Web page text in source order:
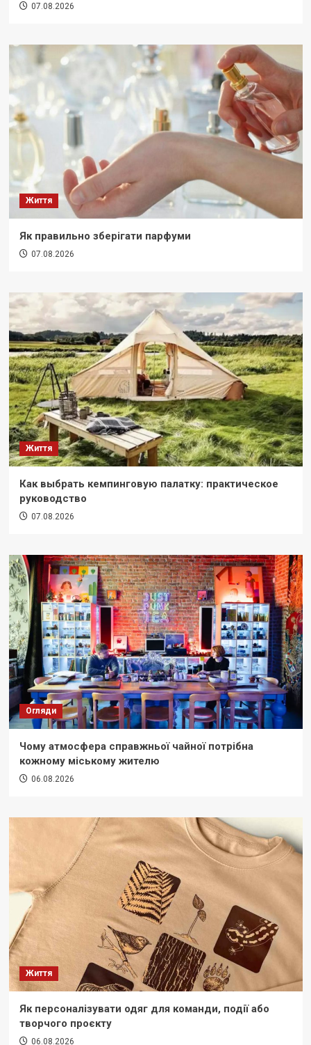
07.08.2026
Життя
Як правильно зберігати парфуми
07.08.2026
Життя
Как выбрать кемпинговую палатку: практическое
руководство
07.08.2026
Огляди
Чому атмосфера справжньої чайної потрібна
кожному міському жителю
06.08.2026
Життя
Як персоналізувати одяг для команди, події або
творчого проєкту
06.08.2026